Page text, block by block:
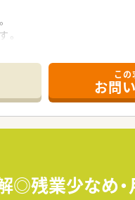
ります。
薬局です。
この
お問
◎残業少な